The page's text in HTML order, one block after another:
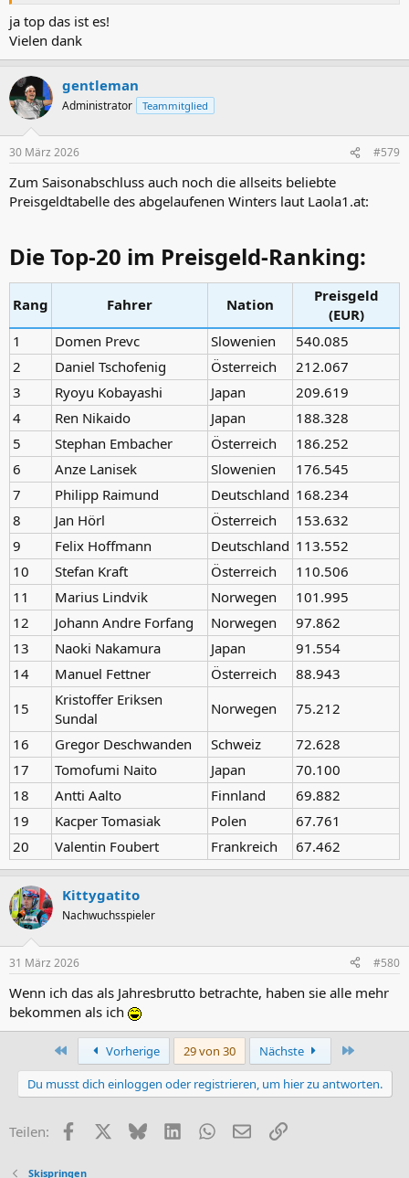
ja top das ist es!
Vielen dank
gentleman
Administrator Teammitglied
30 März 2026 #579
Zum Saisonabschluss auch noch die allseits beliebte
Preisgeldtabelle des abgelaufenen Winters laut Laola1.at:
Die Top-20 im Preisgeld-Ranking:​
Rang Fahrer Nation
Preisgeld
(EUR)
1
Domen Prevc Slowenien
540.085
2
Daniel Tschofenig Österreich
212.067
3
Ryoyu Kobayashi Japan
209.619
4
Ren Nikaido Japan
188.328
5
Stephan Embacher Österreich
186.252
6
Anze Lanisek Slowenien
176.545
7
Philipp Raimund Deutschland 168.234
8
Jan Hörl Österreich
153.632
9
Felix Hoffmann Deutschland 113.552
10
Stefan Kraft Österreich
110.506
11
Marius Lindvik Norwegen
101.995
12
Johann Andre Forfang Norwegen
97.862
13
Naoki Nakamura Japan
91.554
14
Manuel Fettner Österreich
88.943
15
Kristoffer Eriksen
Sundal
Norwegen
75.212
16
Gregor Deschwanden Schweiz
72.628
17
Tomofumi Naito Japan
70.100
18
Antti Aalto Finnland
69.882
19
Kacper Tomasiak Polen
67.761
20
Valentin Foubert Frankreich 67.462
Kittygatito
Nachwuchsspieler
31 März 2026 #580
Wenn ich das als Jahresbrutto betrachte, haben sie alle mehr
bekommen als ich
Erste Vorherige 29 von 30 Nächste
Du musst dich einloggen oder registrieren, um hier zu antworten.
Teilen: FacebookX (Twitter)
BlueskyLinkedInWhatsApp
E-MailLink
Skispringen